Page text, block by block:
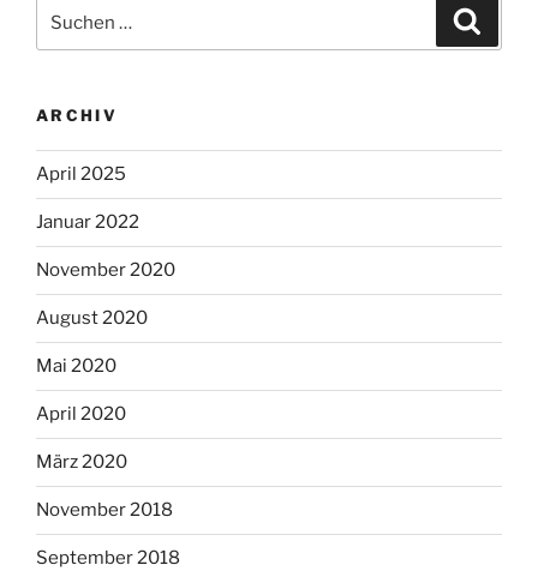
nach:
ARCHIV
April 2025
Januar 2022
November 2020
August 2020
Mai 2020
April 2020
März 2020
November 2018
September 2018